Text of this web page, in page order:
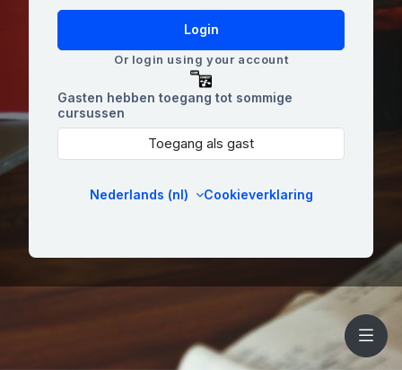
Login
Or login using your account
Gasten hebben toegang tot sommige
cursussen
Toegang als gast
Nederlands ‎(nl)‎ Cookieverklaring